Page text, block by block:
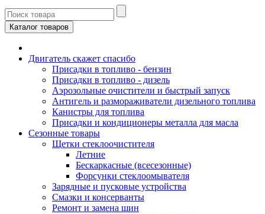
Каталог товаров
Двигатель скажет спасибо
Присадки в топливо - бензин
Присадки в топливо - дизель
Аэрозольные очистители и быстрый запуск
Антигель и размораживатели дизельного топлива
Канистры для топлива
Присадки и кондиционеры металла для масла
Сезонные товары
Щетки стеклоочистителя
Летние
Бескаркасные (всесезонные)
Форсунки стеклоомывателя
Зарядные и пусковые устройства
Смазки и консерванты
Ремонт и замена шин